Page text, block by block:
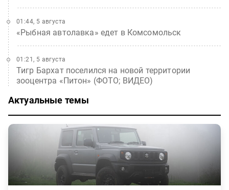
«Рыбная автолавка» едет в Комсомольск
01:44, 5 августа
Тигр Бархат поселился на новой территории
зооцентра «Питон» (ФОТО; ВИДЕО)
01:21, 5 августа
Актуальные темы